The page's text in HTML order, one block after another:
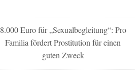
8.000 Euro für „Sexualbegleitung“: Pro
Familia fördert Prostitution für einen
guten Zweck